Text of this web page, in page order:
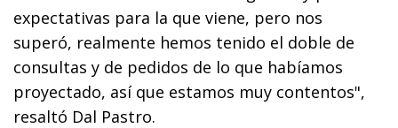
expectativas para la que viene, pero nos
superó, realmente hemos tenido el doble de
consultas y de pedidos de lo que habíamos
proyectado, así que estamos muy contentos",
resaltó Dal Pastro.